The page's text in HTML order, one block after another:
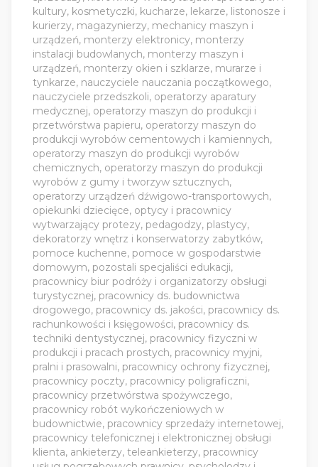
kultury, kosmetyczki, kucharze, lekarze, listonosze i
kurierzy, magazynierzy, mechanicy maszyn i
urządzeń, monterzy elektronicy, monterzy
instalacji budowlanych, monterzy maszyn i
urządzeń, monterzy okien i szklarze, murarze i
tynkarze, nauczyciele nauczania początkowego,
nauczyciele przedszkoli, operatorzy aparatury
medycznej, operatorzy maszyn do produkcji i
przetwórstwa papieru, operatorzy maszyn do
produkcji wyrobów cementowych i kamiennych,
operatorzy maszyn do produkcji wyrobów
chemicznych, operatorzy maszyn do produkcji
wyrobów z gumy i tworzyw sztucznych,
operatorzy urządzeń dźwigowo-transportowych,
opiekunki dziecięce, optycy i pracownicy
wytwarzający protezy, pedagodzy, plastycy,
dekoratorzy wnętrz i konserwatorzy zabytków,
pomoce kuchenne, pomoce w gospodarstwie
domowym, pozostali specjaliści edukacji,
pracownicy biur podróży i organizatorzy obsługi
turystycznej, pracownicy ds. budownictwa
drogowego, pracownicy ds. jakości, pracownicy ds.
rachunkowości i księgowości, pracownicy ds.
techniki dentystycznej, pracownicy fizyczni w
produkcji i pracach prostych, pracownicy myjni,
pralni i prasowalni, pracownicy ochrony fizycznej,
pracownicy poczty, pracownicy poligraficzni,
pracownicy przetwórstwa spożywczego,
pracownicy robót wykończeniowych w
budownictwie, pracownicy sprzedaży internetowej,
pracownicy telefonicznej i elektronicznej obsługi
klienta, ankieterzy, teleankieterzy, pracownicy